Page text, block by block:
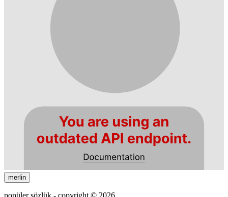
merlin
popüler sözlük - copyright © 2026